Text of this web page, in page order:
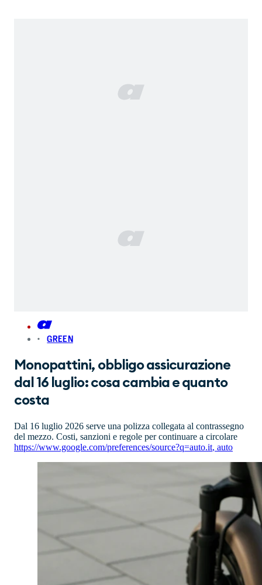
GREEN
Monopattini, obbligo assicurazione
dal 16 luglio: cosa cambia e quanto
costa
Dal 16 luglio 2026 serve una polizza collegata al contrassegno
del mezzo. Costi, sanzioni e regole per continuare a circolare
https://www.google.com/preferences/source?q=auto.it, auto